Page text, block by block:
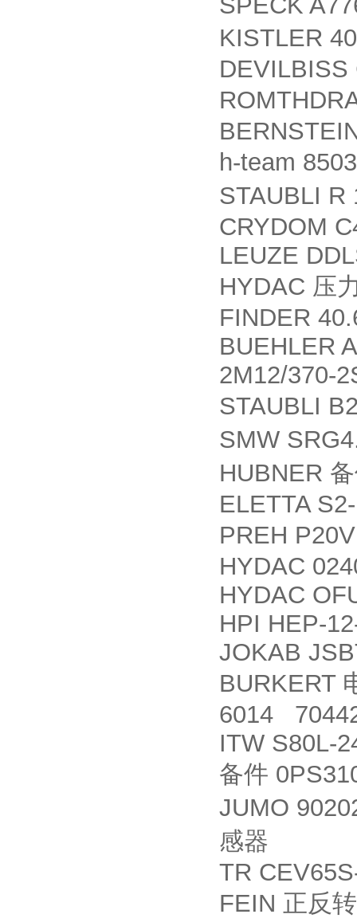
KISTLER
DEVILBISS
h-team
STAUBLI
CRYDOM
LEUZE
HYDAC 压
FINDER
BUEHLER
2M12/370-
STAUBLI
SMW
HUBNER
ELETTA
PREH
HYDAC
HYDAC
HPI HEP-
JOKAB
BURKERT
6014
ITW S80L-
备件
JUMO
感器
TR
FEIN 正反